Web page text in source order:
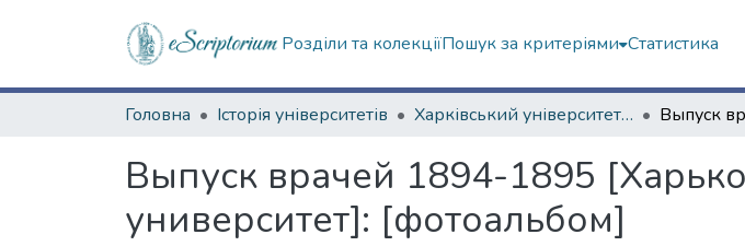
Розділи та колекціїПошук за критеріями Статистика
Головна Історія університетів Харківський університет (до 217-річчя)
Выпуск врачей 1894-1895
университет]: [фотоальбом]